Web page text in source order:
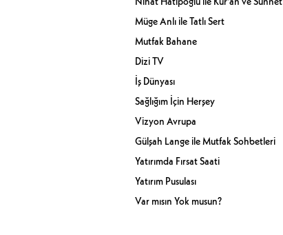
Müge Anlı ile Tatlı Sert
Mutfak Bahane
Dizi TV
İş Dünyası
Sağlığım İçin Herşey
Vizyon Avrupa
Gülşah Lange ile Mutfak Sohbetleri
Yatırımda Fırsat Saati
Yatırım Pusulası
Var mısın Yok musun?